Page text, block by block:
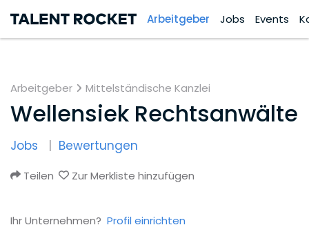
Arbeitgeber Jobs Events
Arbeitgeber Mittelständische Kanzlei
Wellensiek Rechtsanwälte
Jobs Bewertungen
Teilen Zur Merkliste hinzufügen
Ihr Unternehmen? Profil einrichten